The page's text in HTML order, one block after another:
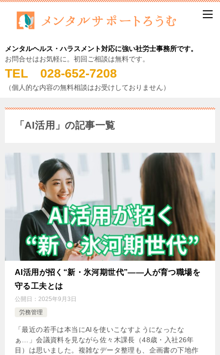
メンタルヘルス・ハラスメント対応に強い社労士事務所です。
お問合せはお気軽に。初回ご相談は無料です。
TEL 028-652-7208
（個人的な内容の無料相談はお受けしておりません）
「AI活用」の記事一覧
AI活用が招く“新・氷河期世代”――人が育つ職場を
守る工夫とは
公開日： 2025年9月3日
労務管理
「最近の若手は本当にAIを使いこなすようになったな
ぁ…」会議資料を見ながら佐々木課長（48歳・入社26年
目）は思いました。複雑なデータ整理も、企画書の下地作